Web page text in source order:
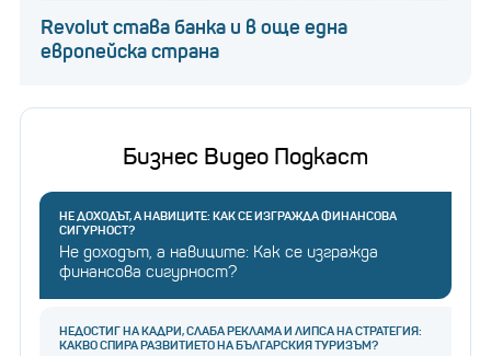
Revolut става банка и в още една
европейска страна
Бизнес Видео Подкаст
НЕ ДОХОДЪТ, А НАВИЦИТЕ: КАК СЕ ИЗГРАЖДА ФИНАНСОВА
СИГУРНОСТ?
Не доходът, а навиците: Как се изгражда
финансова сигурност?
НЕДОСТИГ НА КАДРИ, СЛАБА РЕКЛАМА И ЛИПСА НА СТРАТЕГИЯ:
КАКВО СПИРА РАЗВИТИЕТО НА БЪЛГАРСКИЯ ТУРИЗЪМ?